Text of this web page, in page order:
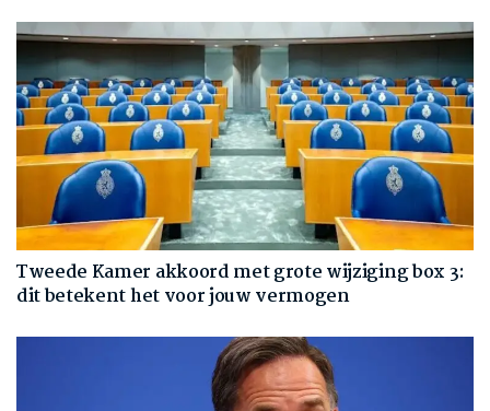
Tweede Kamer akkoord met grote wijziging box 3:
dit betekent het voor jouw vermogen